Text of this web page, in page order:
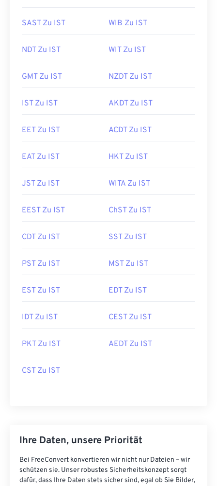
SAST Zu IST WIB Zu IST
NDT Zu IST WIT Zu IST
GMT Zu IST NZDT Zu IST
IST Zu IST AKDT Zu IST
EET Zu IST ACDT Zu IST
EAT Zu IST HKT Zu IST
JST Zu IST WITA Zu IST
EEST Zu IST ChST Zu IST
CDT Zu IST SST Zu IST
PST Zu IST MST Zu IST
EST Zu IST EDT Zu IST
IDT Zu IST CEST Zu IST
PKT Zu IST AEDT Zu IST
CST Zu IST
Ihre Daten, unsere Priorität
Bei FreeConvert konvertieren wir nicht nur Dateien – wir
schützen sie. Unser robustes Sicherheitskonzept sorgt
dafür, dass Ihre Daten stets sicher sind, egal ob Sie Bilder,